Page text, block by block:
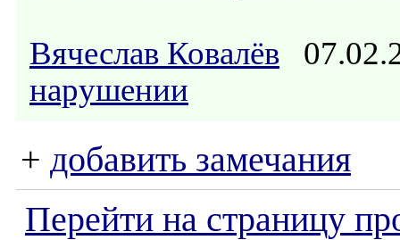
Вячеслав Ковалёв
нарушении
+ добавить замечания
Перейти на страницу